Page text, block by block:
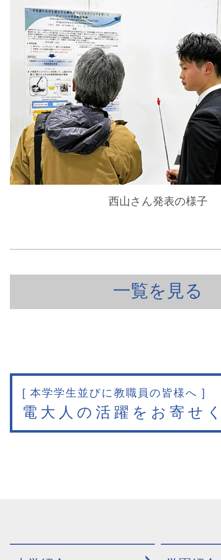
西山さん発表の様子
一覧を見る
[ 本学学生並びに教職員の皆様へ ]
電大人の活躍をお寄せ